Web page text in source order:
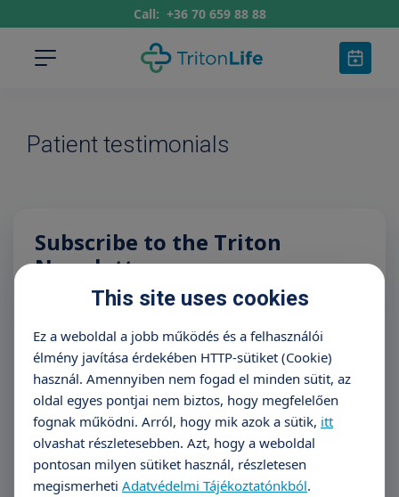
Call: +36 70 659 88 88
Patient testimonials
Subscribe to the Triton
Newsletter
E-mail address
Subscribe
I have read the data management information.
I consent to the Controller processing my personal data
This site uses cookies
Ez a weboldal a jobb működés és a felhasználói
élmény javítása érdekében HTTP-sütiket (Cookie)
használ. Amennyiben nem fogad el minden sütit, az
oldal egyes pontjai nem biztos, hogy megfelelően
fognak működni. Arról, hogy mik azok a sütik, itt
olvashat részletesebben. Azt, hogy a weboldal
pontosan milyen sütiket használ, részletesen
megismerheti Adatvédelmi Tájékoztatónkból.